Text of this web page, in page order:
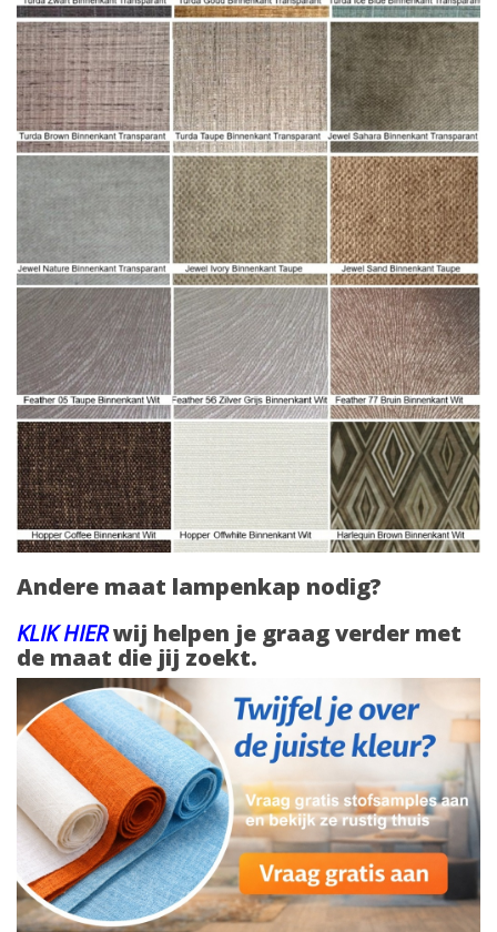
Andere maat lampenkap nodig?
KLIKHIERwij helpen je graag verder met
de maat die jij zoekt.